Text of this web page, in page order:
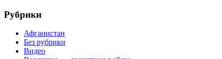
Рубрики
Афганистан
Без рубрики
Видео